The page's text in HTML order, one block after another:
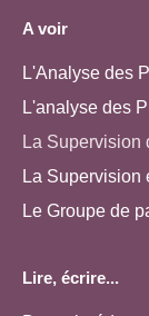
A voir
L'Analyse des
L'analyse des
La Supervision
La Supervision
Le Groupe de
Lire, écrire...